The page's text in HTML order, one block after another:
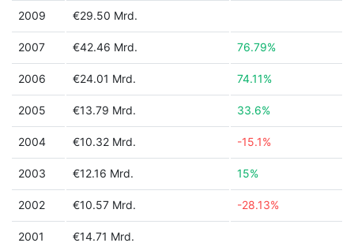
2009 €29.50 Mrd.
2007 €42.46 Mrd. 76.79%
2006 €24.01 Mrd. 74.11%
2005 €13.79 Mrd. 33.6%
2004 €10.32 Mrd. -15.1%
2003 €12.16 Mrd. 15%
2002 €10.57 Mrd. -28.13%
2001 €14.71 Mrd.